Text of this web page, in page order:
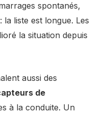
spontanés,
liste est longue. Les
la situation depuis
aussi des
de
à la conduite. Un